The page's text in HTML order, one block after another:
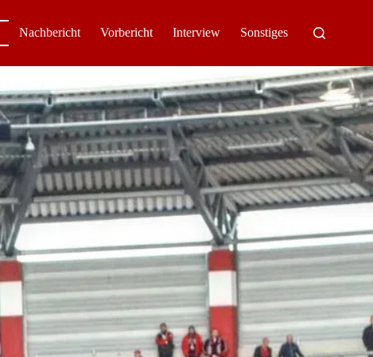
Nachbericht Vorbericht Interview Sonstiges